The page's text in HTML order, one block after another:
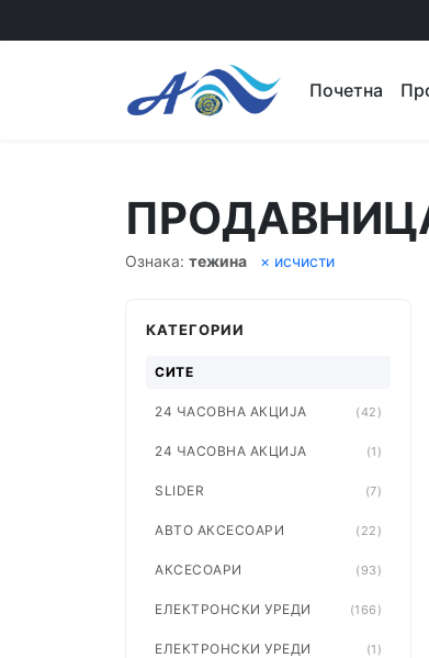
Почетна
Ознака: тежина × исчисти
КАТЕГОРИИ
СИТЕ
24 ЧАСОВНА АКЦИЈА (42)
24 ЧАСОВНА АКЦИЈА (1)
SLIDER (7)
АВТО АКСЕСОАРИ (22)
АКСЕСОАРИ (93)
ЕЛЕКТРОНСКИ УРЕДИ (166)
ЕЛЕКТРОНСКИ УРЕДИ (1)